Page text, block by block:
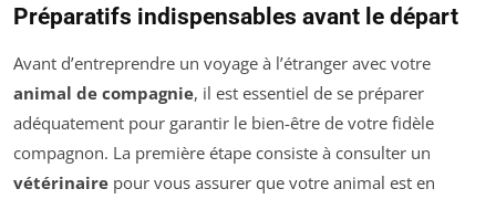
Préparatifs indispensables avant le départ
Avant d’entreprendre un voyage à l’étranger avec votre
animal de compagnie, il est essentiel de se préparer
adéquatement pour garantir le bien-être de votre fidèle
compagnon. La première étape consiste à consulter un
vétérinaire pour vous assurer que votre animal est en